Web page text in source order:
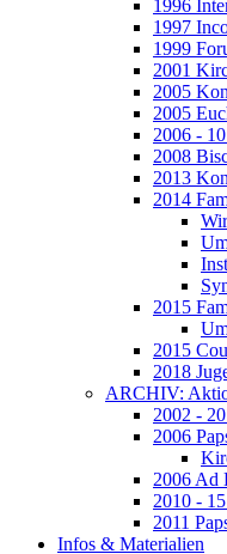
1996
1997
1999
2001
2005
2005
2006 -
2008
2013
2014
2015
2015
2018
ARCHIV:
2002 -
2006
2006 Ad
2010 -
2011
Infos & Materialien